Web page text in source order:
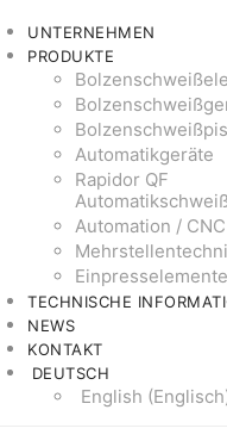
UNTERNEHMEN
PRODUKTE
Automatikgeräte
Rapidor QF
Automation / CNC
Einpresselemente
TECHNISCHE
NEWS
KONTAKT
DEUTSCH
English (Englisch